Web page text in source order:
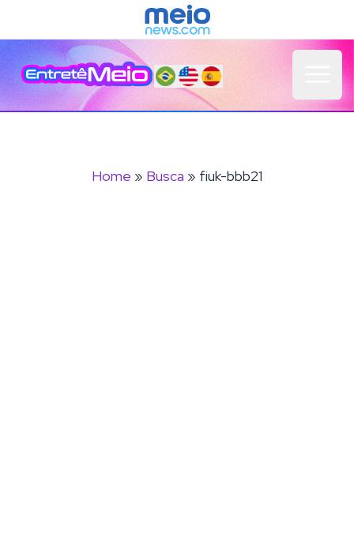
Home » Busca » fiuk-bbb21